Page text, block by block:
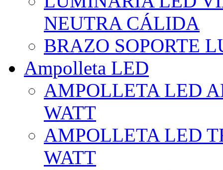
NEUTRA CÁLIDA
BRAZO SOPORTE
Ampolleta LED
AMPOLLETA LED
WATT
AMPOLLETA LED
WATT